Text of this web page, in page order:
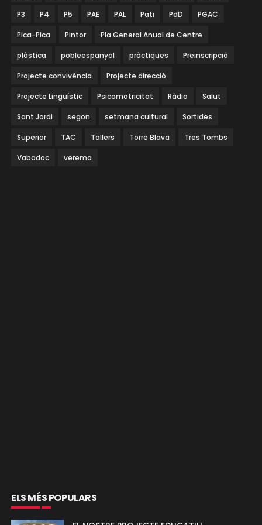
P3 P4 P5 PAE PAL Pati PdD PGAC
Pica-Pica Pintor Pla General Anual de Centre
plàstica pobleespanyol pràctiques Preinscripció
Projecte convivència Projecte direcció
Projecte Lingüístic Psicomotricitat Ràdio Salut
Sant Jordi segon setmana cultural Sortides
Superior TAC Tallers Torre Blava Tres Tombs
Vabadoc verema
ELS MÉS POPULARS